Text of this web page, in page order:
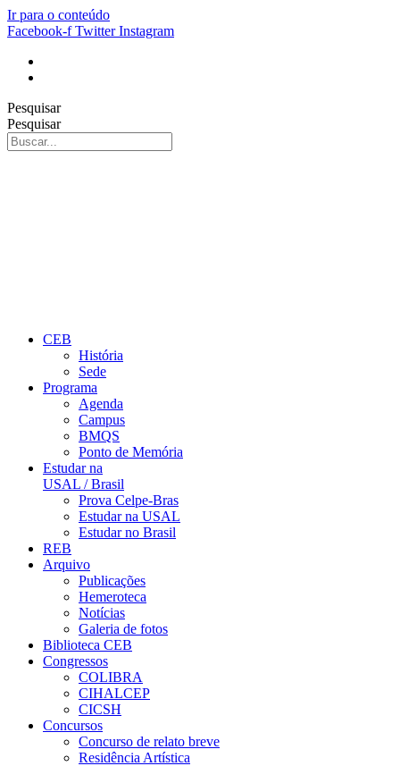
Ir para o conteúdo
Facebook-f Twitter Instagram
Pesquisar
Pesquisar
CEB
História
Sede
Programa
Agenda
Campus
BMQS
Ponto de Memória
Estudar na
USAL / Brasil
Prova Celpe-Bras
Estudar na USAL
Estudar no Brasil
REB
Arquivo
Publicações
Hemeroteca
Notícias
Galeria de fotos
Biblioteca CEB
Congressos
COLIBRA
CIHALCEP
CICSH
Concursos
Concurso de relato breve
Residência Artística